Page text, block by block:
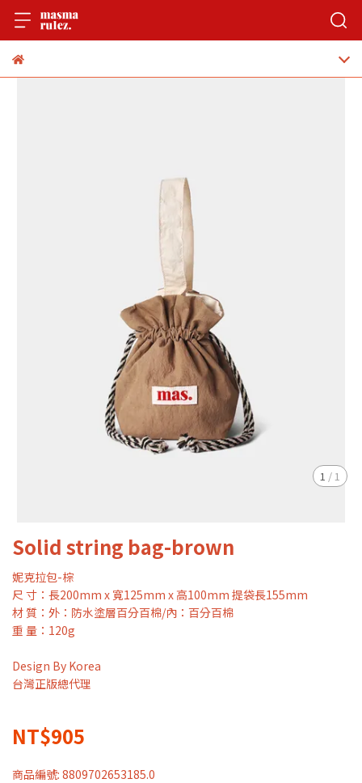
1 / 1
Solid string bag-brown
妮克拉包-棕
尺 寸：長200mm x 寬125mm x 高100mm 提袋長155mm
材 質：外：防水塗層百分百棉/內：百分百棉
重 量：120g
Design By Korea
台灣正版總代理
NT$905
商品編號: 8809702653185.0